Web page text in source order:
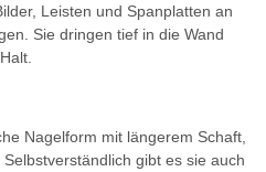
Leisten und Spanplatten an
Sie dringen tief in die Wand
Nagelform mit längerem Schaft,
gibt es sie auch